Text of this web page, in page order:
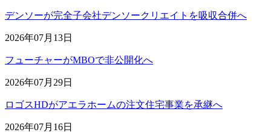
デンソーが完全子会社デンソークリエイトを吸収合併へ
2026年07月13日
フューチャーがMBOで非公開化へ
2026年07月29日
ロゴスHDがアエラホームの注文住宅事業を承継へ
2026年07月16日